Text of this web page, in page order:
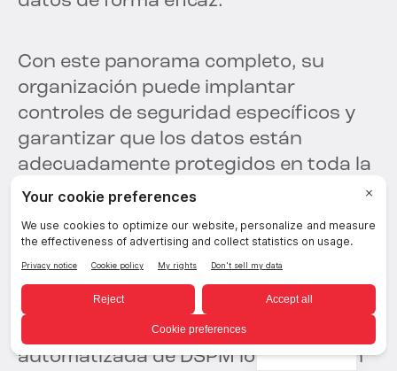
Con este panorama completo, su
organización puede implantar
controles de seguridad específicos y
garantizar que los datos están
adecuadamente protegidos en toda la
infraestructura.
Corrección
automatizada
Las capacidades de corrección
automatizada de DSPM lo diferencian
Spanish